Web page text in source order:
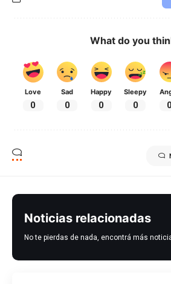
What do you
Love
0
Sad
0
Happy
0
Sleepy
0
Noticias relacionadas
No te pierdas de nada, encontrá más